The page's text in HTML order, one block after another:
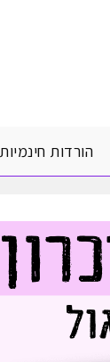
הורדות חינמיות